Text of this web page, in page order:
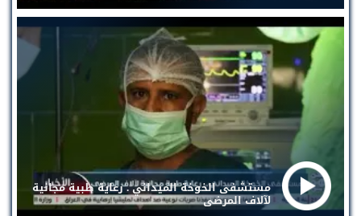
مستشفى الخوخة الميداني . رعاية طبية مجانية
لآلاف المرضى